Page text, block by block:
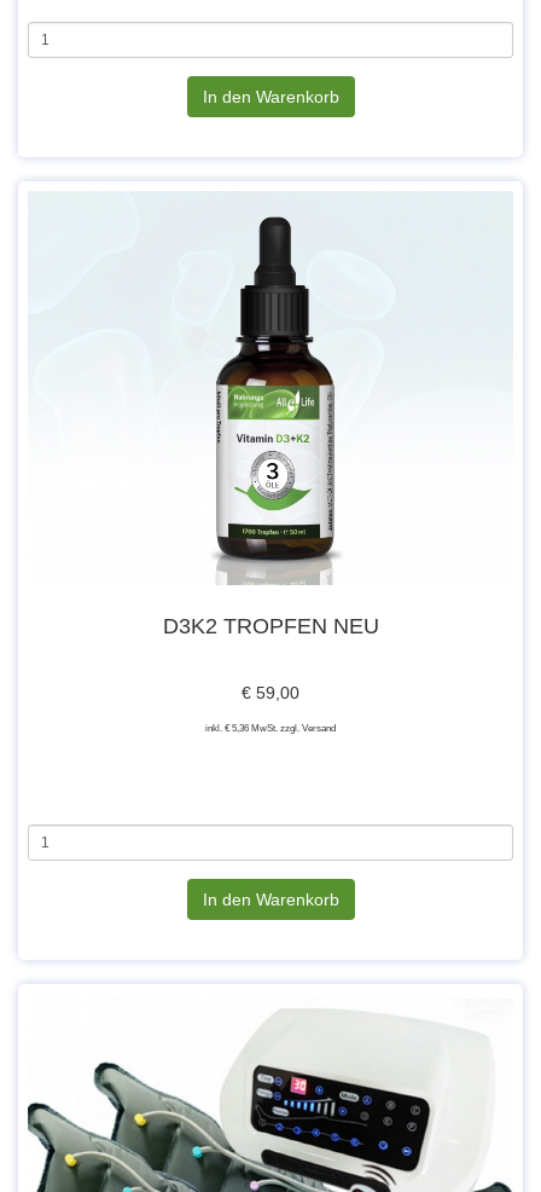
In den Warenkorb
D3K2 TROPFEN NEU
€ 59,00
inkl. € 5,36 MwSt. zzgl. Versand
In den Warenkorb